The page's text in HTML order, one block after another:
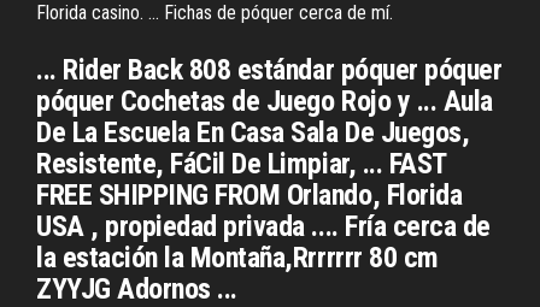
Florida casino. ... Fichas de póquer cerca de mí.
... Rider Back 808 estándar póquer póquer
póquer Cochetas de Juego Rojo y ... Aula
De La Escuela En Casa Sala De Juegos,
Resistente, FáCil De Limpiar, ... FAST
FREE SHIPPING FROM Orlando, Florida
USA , propiedad privada .... Fría cerca de
la estación la Montaña,Rrrrrrr 80 cm
ZYYJG Adornos ...